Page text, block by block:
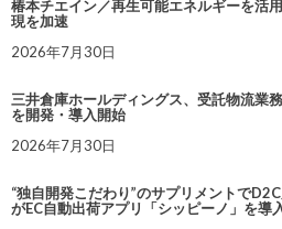
椿本チエイン／再生可能エネルギーを活
現を加速
2026年7月30日
三井倉庫ホールディングス、受託物流業
を開発・導入開始
2026年7月30日
“独自開発こだわり”のサプリメントで
がEC自動出荷アプリ「シッピーノ」を導